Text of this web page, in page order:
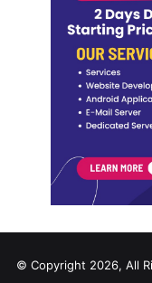
© Copyright 2026, All